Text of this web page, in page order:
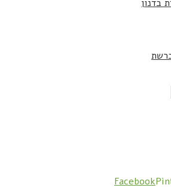
בדנון
Facebook